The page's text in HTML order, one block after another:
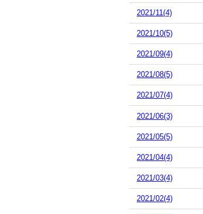
2021/11(4)
2021/10(5)
2021/09(4)
2021/08(5)
2021/07(4)
2021/06(3)
2021/05(5)
2021/04(4)
2021/03(4)
2021/02(4)